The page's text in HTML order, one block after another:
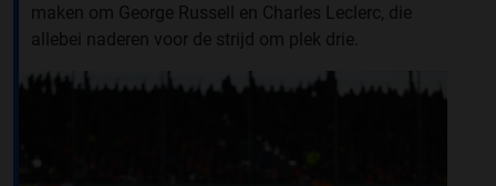
maken om George Russell en Charles Leclerc, die
allebei naderen voor de strijd om plek drie.